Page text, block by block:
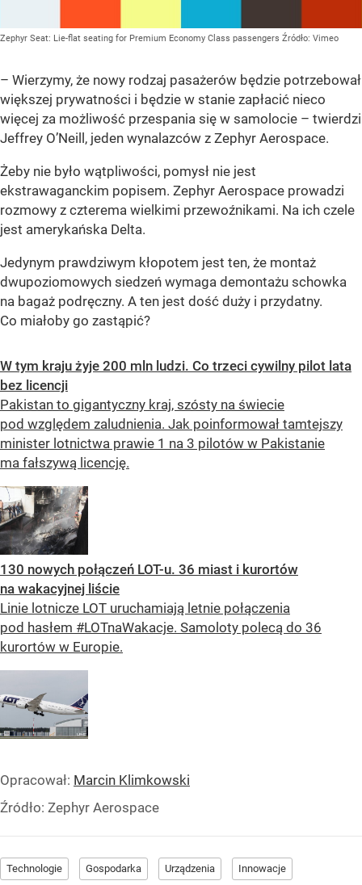
Zephyr Seat: Lie-flat seating for Premium Economy Class passengers Źródło: Vimeo
– Wierzymy, że nowy rodzaj pasażerów będzie potrzebował
większej prywatności i będzie w stanie zapłacić nieco
więcej za możliwość przespania się w samolocie – twierdzi
Jeffrey O’Neill, jeden wynalazców z Zephyr Aerospace.
Żeby nie było wątpliwości, pomysł nie jest
ekstrawaganckim popisem. Zephyr Aerospace prowadzi
rozmowy z czterema wielkimi przewoźnikami. Na ich czele
jest amerykańska Delta.
Jedynym prawdziwym kłopotem jest ten, że montaż
dwupoziomowych siedzeń wymaga demontażu schowka
na bagaż podręczny. A ten jest dość duży i przydatny.
Co miałoby go zastąpić?
W tym kraju żyje 200 mln ludzi. Co trzeci cywilny pilot lata
bez licencji
Pakistan to gigantyczny kraj, szósty na świecie
pod względem zaludnienia. Jak poinformował tamtejszy
minister lotnictwa prawie 1 na 3 pilotów w Pakistanie
ma fałszywą licencję.
130 nowych połączeń LOT-u. 36 miast i kurortów
na wakacyjnej liście
Linie lotnicze LOT uruchamiają letnie połączenia
pod hasłem #LOTnaWakacje. Samoloty polecą do 36
kurortów w Europie.
Opracował: Marcin Klimkowski
Źródło: Zephyr Aerospace
Technologie Gospodarka Urządzenia Innowacje